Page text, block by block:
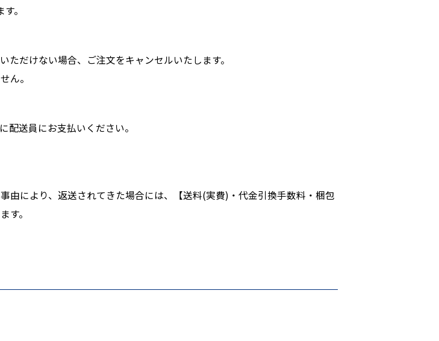
。
だけない場合、ご注文をキャンセルいたします。
ん。
配送員にお支払いください。
により、返送されてきた場合には、【送料(実費)・代金引換手数料・梱包
す。